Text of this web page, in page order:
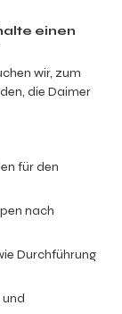
einen
wir, zum
die Daimer
für den
nach
Durchführung